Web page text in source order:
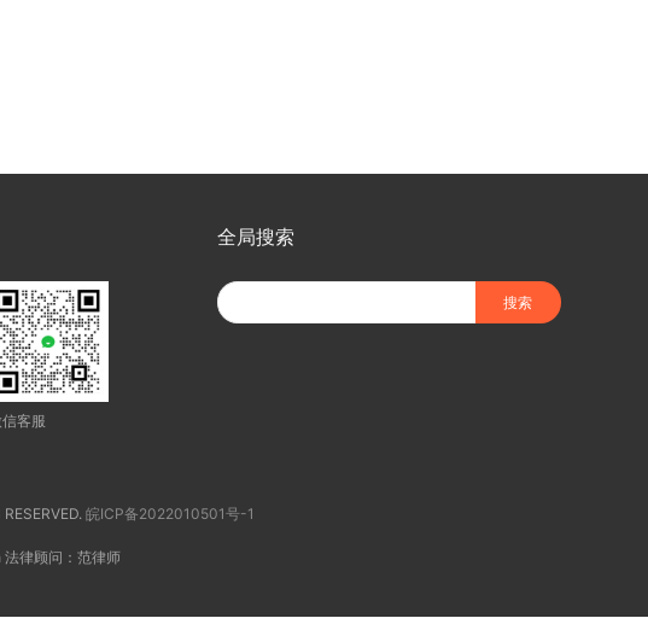
客服
全局搜索
皖ICP备2022010501号-1
法律顾问：范律师